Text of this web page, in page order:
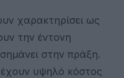
χαρακτηρίσει ως
την έντονη
στην πράξη.
υψηλό κόστος